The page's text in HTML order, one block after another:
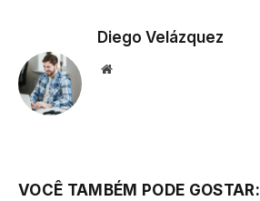
Diego Velázquez
Website
VOCÊ TAMBÉM PODE GOSTAR: